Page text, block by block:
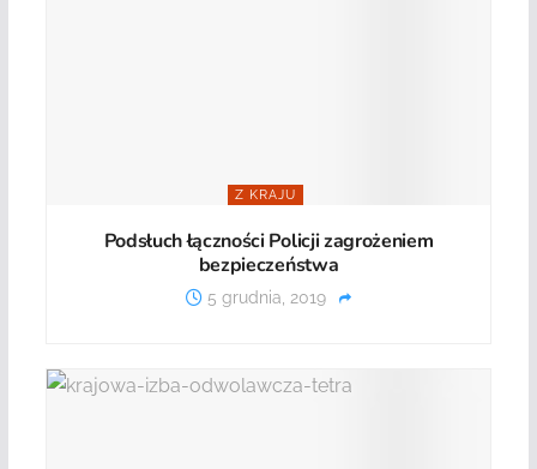
Z KRAJU
Podsłuch łączności Policji zagrożeniem
bezpieczeństwa
5 grudnia, 2019